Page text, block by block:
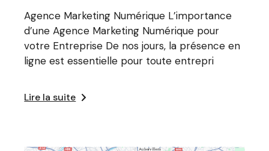
Agence Marketing Numérique L’importance
d’une Agence Marketing Numérique pour
votre Entreprise De nos jours, la présence en
ligne est essentielle pour toute entrepri
Lire la suite